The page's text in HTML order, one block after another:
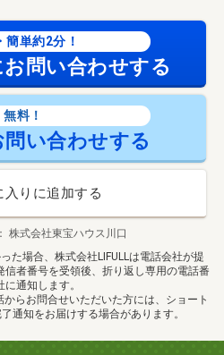
簡単約2分！
問い合わせする
無料！
問い合わせする
入りに追加する
株式会社東宝ハウス川口
た場合、株式会社LIFULLは電話会社が提
者番号を受領後、折り返し専用の電話番
通知します。
らお問合せいただいた方には、ショート
通知をお届けする場合があります。